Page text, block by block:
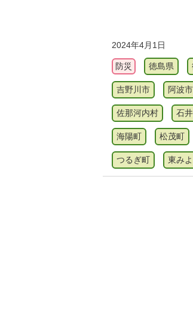
2024年4月1日
防災 徳島県
吉野川市 阿波市
佐那河内村 石
海陽町 松茂町
つるぎ町 東み